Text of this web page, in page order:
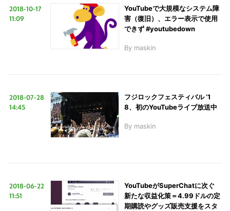
2018-10-17
11:09
YouTubeで大規模なシステム障
害（復旧）、エラー表示で使用
できず #youtubedown
By maskin
2018-07-28
14:45
フジロックフェスティバル ‘1
8、初のYouTubeライブ放送中
By maskin
2018-06-22
11:51
YouTubeがSuperChatに次ぐ
新たな収益化策＝4.99ドルの定
期購読やグッズ販売支援をスタ